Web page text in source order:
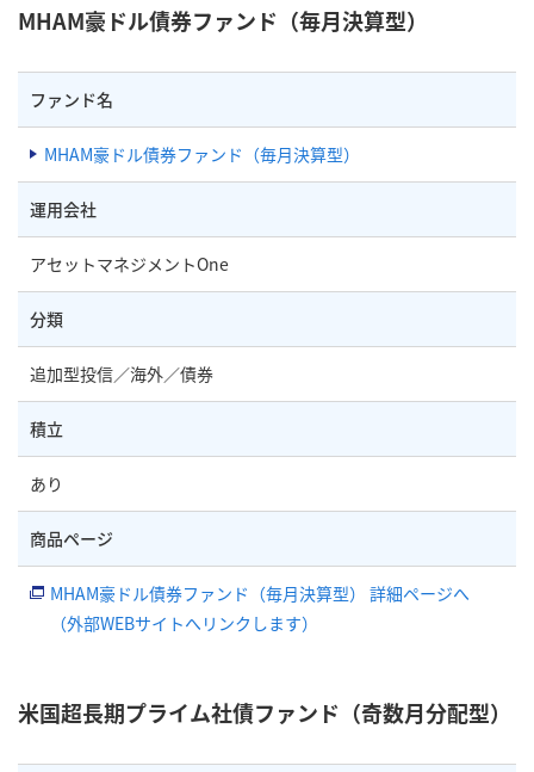
MHAM豪ドル債券ファンド（毎月決算型）
ファンド名
MHAM豪ドル債券ファンド（毎月決算型）
運用会社
アセットマネジメントOne
分類
追加型投信／海外／債券
積立
あり
商品ページ
MHAM豪ドル債券ファンド（毎月決算型） 詳細ページへ
（外部WEBサイトへリンクします）
米国超長期プライム社債ファンド（奇数月分配型）